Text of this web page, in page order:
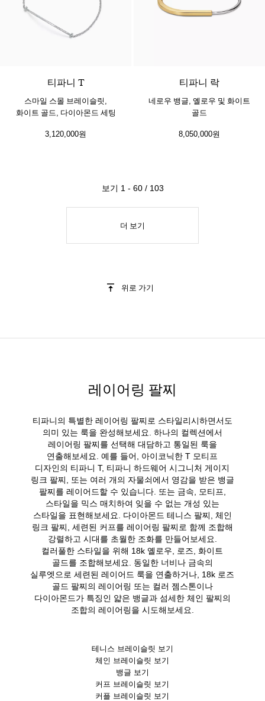
티파니 T
스마일 스몰 브레이슬릿,
화이트 골드, 다이아몬드 세팅
3,120,000원
티파니 락
네로우 뱅글, 옐로우 및 화이트
골드
8,050,000원
더 보기
보기 1 - 60 / 103
위로 가기
레이어링 팔찌
티파니의 특별한 레이어링 팔찌로 스타일리시하면서도
의미 있는 룩을 완성해보세요. 하나의 컬렉션에서
레이어링 팔찌를 선택해 대담하고 통일된 룩을
연출해보세요. 예를 들어, 아이코닉한 T 모티프
디자인의 티파니 T, 티파니 하드웨어 시그니처 게이지
링크 팔찌, 또는 여러 개의 자물쇠에서 영감을 받은 뱅글
팔찌를 레이어드할 수 있습니다. 또는 금속, 모티프,
스타일을 믹스 매치하여 잊을 수 없는 개성 있는
스타일을 표현해보세요. 다이아몬드 테니스 팔찌, 체인
링크 팔찌, 세련된 커프를 레이어링 팔찌로 함께 조합해
강렬하고 시대를 초월한 조화를 만들어보세요.
컬러풀한 스타일을 위해 18k 옐로우, 로즈, 화이트
골드를 조합해보세요. 동일한 너비나 금속의
실루엣으로 세련된 레이어드 룩을 연출하거나, 18k 로즈
골드 팔찌의 레이어링 또는 컬러 젬스톤이나
다이아몬드가 특징인 얇은 뱅글과 섬세한 체인 팔찌의
조합의 레이어링을 시도해보세요.
테니스 브레이슬릿 보기
체인 브레이슬릿 보기
뱅글 보기
커프 브레이슬릿 보기
커플 브레이슬릿 보기